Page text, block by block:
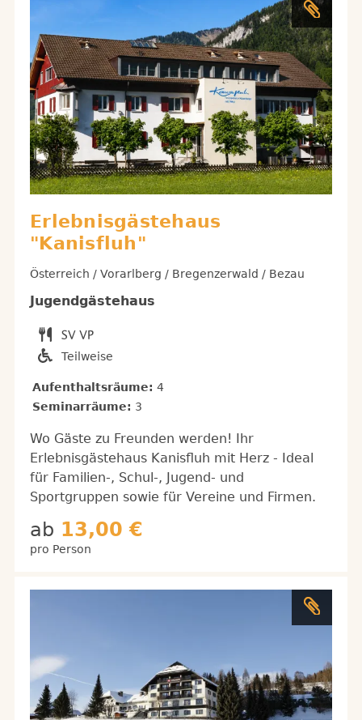
Erlebnisgästehaus
"Kanisfluh"
Österreich / Vorarlberg / Bregenzerwald / Bezau
Jugendgästehaus
Teilweise
Aufenthaltsräume: 4
Seminarräume: 3
Wo Gäste zu Freunden werden! Ihr
Erlebnisgästehaus Kanisfluh mit Herz - Ideal
für Familien-, Schul-, Jugend- und
Sportgruppen sowie für Vereine und Firmen.
ab 13,00 €
pro Person